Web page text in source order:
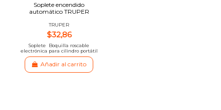
Soplete encendido
automático TRUPER
TRUPER
$32,86
Soplete Boquilla roscable
electrónica para cilindro portátil
Añadir al carrito